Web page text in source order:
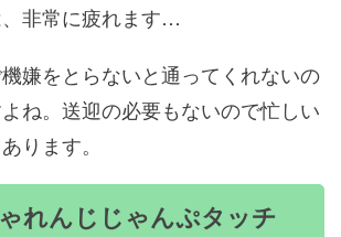
非常に疲れます…
嫌をとらないと通ってくれないの
ね。送迎の必要もないので忙しい
ります。
れんじじゃんぷタッチ